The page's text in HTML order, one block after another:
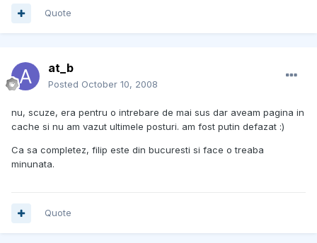
Quote
at_b
Posted October 10, 2008
nu, scuze, era pentru o intrebare de mai sus dar aveam pagina in
cache si nu am vazut ultimele posturi. am fost putin defazat :)
Ca sa completez, filip este din bucuresti si face o treaba
minunata.
Quote